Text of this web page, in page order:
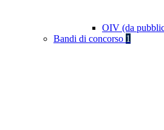
OIV (da
Bandi di concorso 1